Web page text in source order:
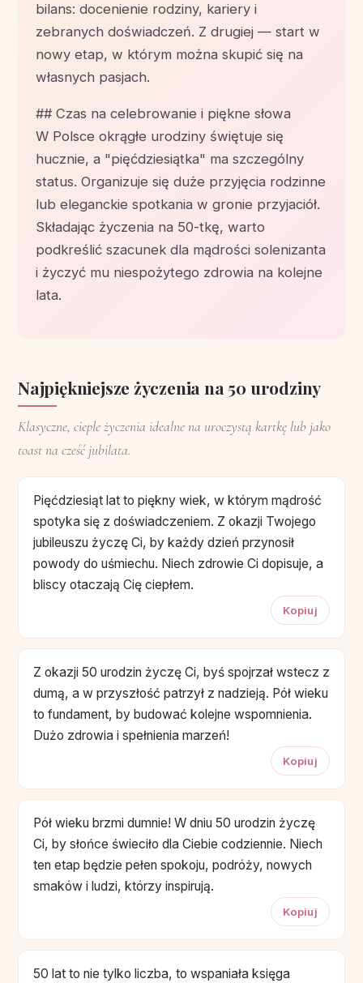
bilans: docenienie rodziny, kariery i
zebranych doświadczeń. Z drugiej — start w
nowy etap, w którym można skupić się na
własnych pasjach.
## Czas na celebrowanie i piękne słowa
W Polsce okrągłe urodziny świętuje się
hucznie, a "pięćdziesiątka" ma szczególny
status. Organizuje się duże przyjęcia rodzinne
lub eleganckie spotkania w gronie przyjaciół.
Składając życzenia na 50-tkę, warto
podkreślić szacunek dla mądrości solenizanta
i życzyć mu niespożytego zdrowia na kolejne
lata.
Najpiękniejsze życzenia na 50 urodziny
Klasyczne, ciepłe życzenia idealne na uroczystą kartkę lub jako
toast na cześć jubilata.
Pięćdziesiąt lat to piękny wiek, w którym mądrość
spotyka się z doświadczeniem. Z okazji Twojego
jubileuszu życzę Ci, by każdy dzień przynosił
powody do uśmiechu. Niech zdrowie Ci dopisuje, a
bliscy otaczają Cię ciepłem.
Kopiuj
Z okazji 50 urodzin życzę Ci, byś spojrzał wstecz z
dumą, a w przyszłość patrzył z nadzieją. Pół wieku
to fundament, by budować kolejne wspomnienia.
Dużo zdrowia i spełnienia marzeń!
Kopiuj
Pół wieku brzmi dumnie! W dniu 50 urodzin życzę
Ci, by słońce świeciło dla Ciebie codziennie. Niech
ten etap będzie pełen spokoju, podróży, nowych
smaków i ludzi, którzy inspirują.
Kopiuj
50 lat to nie tylko liczba, to wspaniała księga